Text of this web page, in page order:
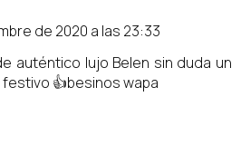
de 2020 a las 23:33
auténtico lujo Belen sin duda un
👍besinos wapa